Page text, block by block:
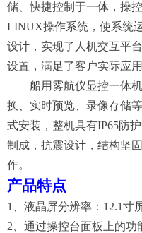
储、快捷控制于一体，操
LINUX操作系统，使系统
设计，实现了人机交互平
设置，满足了客户实际应用
船用雾航仪显控一体
换、实时预览、录像存储等
式安装， 整机具有IP65防
制成，抗震设计，结构坚
作。
产品特点
1 液晶屏分辨率： 1 2.1寸
2
通过操控台面板上的功